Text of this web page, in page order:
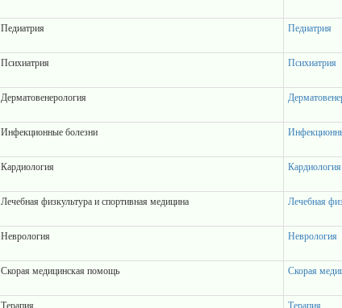
Педиатрия Педиатрия
Психиатрия Психиатрия
Дерматовенерология
Инфекционные болезни
Кардиология Кардиология
Лечебная физкультура и спортивная медицина Лечебная
Неврология Неврология
Скорая медицинская помощь Скорая
Терапия Терапия